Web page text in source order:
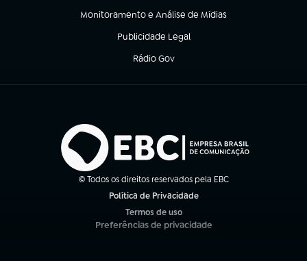
Monitoramento e Análise de Mídias
(abre em nova aba)
Publicidade Legal
(abre em nova aba)
Rádio Gov
(abre em nova aba)
© Todos os direitos reservados pela EBC
Política de Privacidade
Termos de uso
(abre em nova aba)
Preferências de privacidade